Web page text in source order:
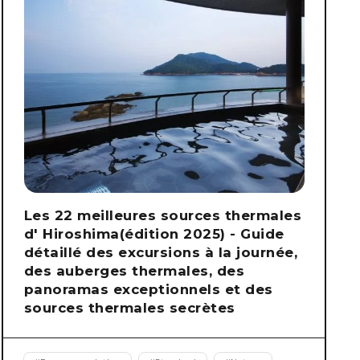
Les 22 meilleures sources thermales
d' Hiroshima(édition 2025) - Guide
détaillé des excursions à la journée,
des auberges thermales, des
panoramas exceptionnels et des
sources thermales secrètes